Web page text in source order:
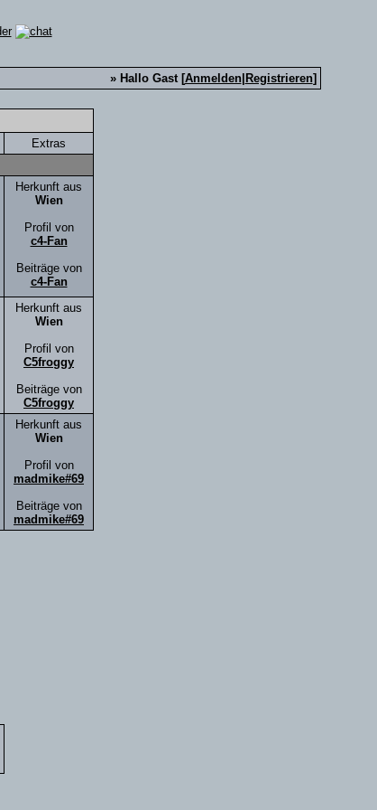
» Hallo Gast [Anmelden| Registrieren]
Extras
Herkunft aus
Wien
Profil von
c4-Fan
Beiträge von
c4-Fan
Herkunft aus
Wien
Profil von
C5froggy
Beiträge von
C5froggy
Herkunft aus
Wien
Profil von
madmike#69
Beiträge von
madmike#69